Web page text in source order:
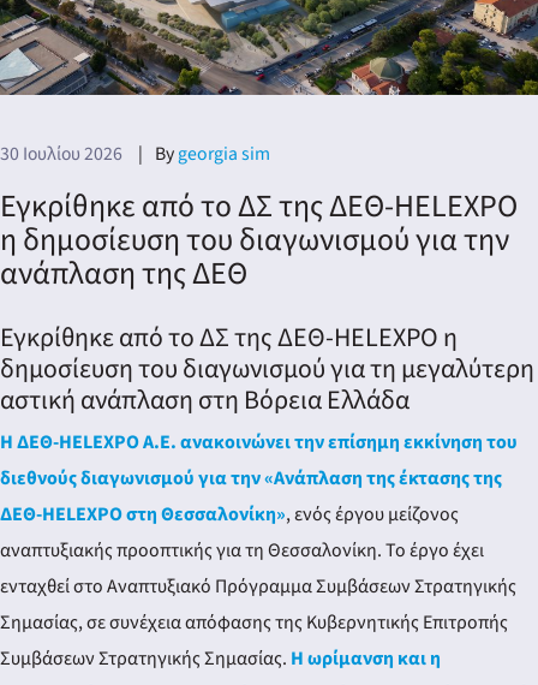
30 Ιουλίου 2026 Bygeorgia sim
Εγκρίθηκε από το ΔΣ της ΔΕΘ-HELEXPO
η δημοσίευση του διαγωνισμού για την
ανάπλαση της ΔΕΘ
Εγκρίθηκε από το ΔΣ της ΔΕΘ-HELEXPO η
δημοσίευση του διαγωνισμού για τη μεγαλύτερη
αστική ανάπλαση στη Βόρεια Ελλάδα
Η ΔΕΘ-HELEXPO Α.Ε. ανακοινώνει την επίσημη εκκίνηση του
διεθνούς διαγωνισμού για την «Ανάπλαση της έκτασης της
ΔΕΘ-HELEXPO στη Θεσσαλονίκη», ενός έργου μείζονος
αναπτυξιακής προοπτικής για τη Θεσσαλονίκη. Το έργο έχει
ενταχθεί στο Αναπτυξιακό Πρόγραμμα Συμβάσεων Στρατηγικής
Σημασίας, σε συνέχεια απόφασης της Κυβερνητικής Επιτροπής
Συμβάσεων Στρατηγικής Σημασίας. Η ωρίμανση και η